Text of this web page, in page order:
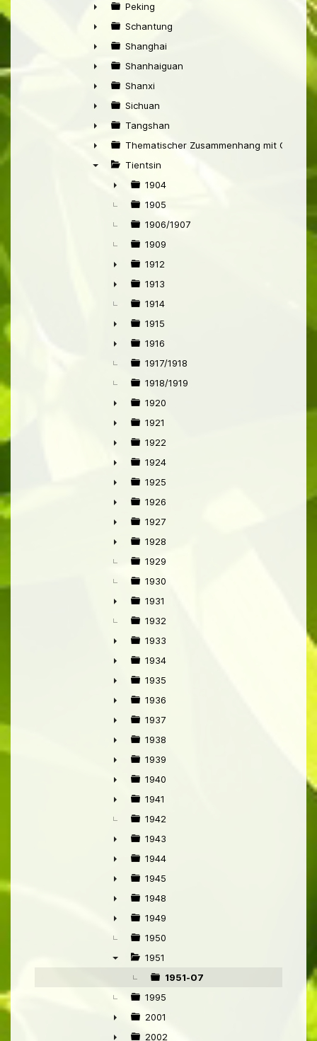
►
►
Peking
►
Schantung
►
Shanghai
►
Shanhaiguan
►
Shanxi
►
Sichuan
►
Tangshan
►
Thematischer Zusammenhang mit China
Tientsin
►
1904
1905
1906/1907
1909
►
1912
►
1913
1914
►
1915
►
1916
1917/1918
1918/1919
►
1920
►
1921
►
1922
►
1924
►
1925
►
1926
►
1927
►
1928
1929
1930
►
1931
1932
►
1933
►
1934
►
1935
►
1936
►
1937
►
1938
►
1939
►
1940
►
1941
1942
►
1943
►
1944
►
1945
►
1948
►
1949
1950
1951
1951-07
1995
►
2001
2002